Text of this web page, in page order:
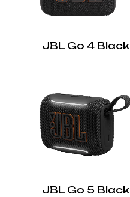
JBL Go 4 Black
JBL Go 5 Black